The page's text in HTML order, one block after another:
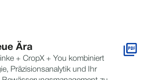
Ära
+ CropX + You kombiniert
Präzisionsanalytik und Ihr